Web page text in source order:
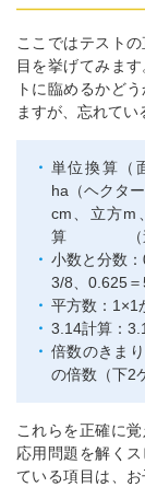
ここではテスト
目を挙げてみま
トに臨めるかど
ますが、忘れてい
単位換算（
ha（ヘク
cm、立方m
算 （速さ
小数と分数
3/8、
平方数：1×1
3.14計算：
倍数のきま
の倍数（下2
これらを正確に
応用問題を解く
ている項目は、